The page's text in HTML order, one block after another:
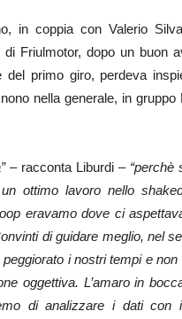
in coppia con Valerio
Friulmotor, dopo un buon
del primo giro, perdeva
nella generale, in gruppo
– racconta Liburdi – “perchè
ottimo lavoro nello
eravamo dove ci
di guidare meglio, nel
i nostri tempi e
oggettiva. L’amaro in
di analizzare i dati con